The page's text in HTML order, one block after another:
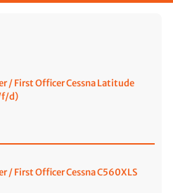
/ First Officer Cessna Latitude
f/d)
/ First Officer Cessna C560XLS